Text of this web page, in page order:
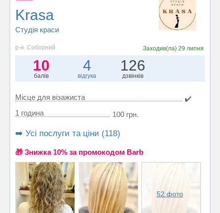
Krasa
Студія краси
р-н. Соборний Заходив(ла) 29 липня
10
балів
4
відгука
126
дзвінків
Місце для візажиста
✔️
1 година
100 грн.
➡️ Усі послуги та ціни (118)
🎁 Знижка 10% за промокодом Barb
52 фото